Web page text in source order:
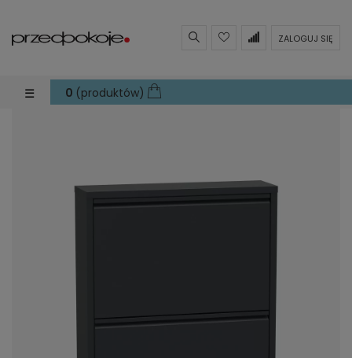
ZALOGUJ SIĘ
Toggle navigation
☰ 0 (produktów)